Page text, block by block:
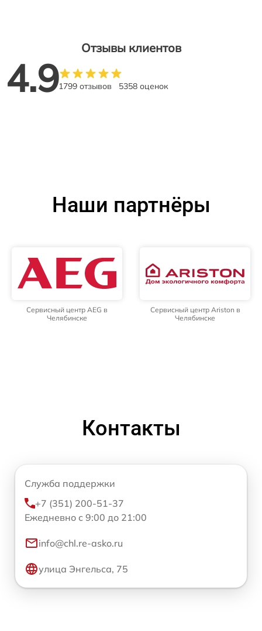
Отзывы клиентов
4.91799 отзывов 5358 оценок
Наши партнёры
Сервисный центр AEG в
Челябинске
Сервисный центр Ariston в
Челябинске
Контакты
Служба поддержки
+7 (351) 200-51-37
Ежедневно с 9:00 до 21:00
info@chl.re-asko.ru
улица Энгельса, 75